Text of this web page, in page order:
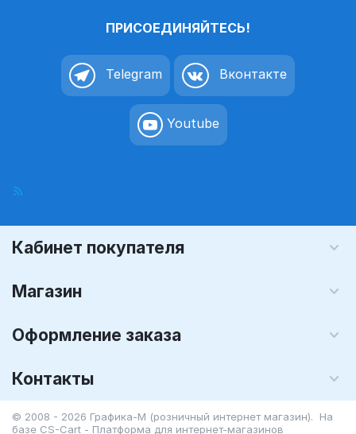
ПРИСОЕДИНЯЙТЕСЬ!
Telegram Вконтакте
Youtube
Кабинет покупателя
Магазин
Оформление заказа
Контакты
© 2008 - 2026 Графика-М (розничный интернет магазин). На
базе CS-Cart - Платформа для интернет-магазинов